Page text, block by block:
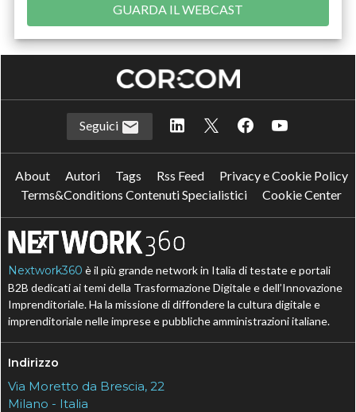
Seguici
About Autori Tags Rss Feed
Privacy e Cookie Policy
Terms&Conditions Contenuti Specialistici
Cookie Center
Nextwork360 è il più grande network in Italia di testate e portali
B2B dedicati ai temi della Trasformazione Digitale e dell’Innovazione
Imprenditoriale. Ha la missione di diffondere la cultura digitale e
imprenditoriale nelle imprese e pubbliche amministrazioni italiane.
Indirizzo
Via Moretto da Brescia, 22
Milano - Italia